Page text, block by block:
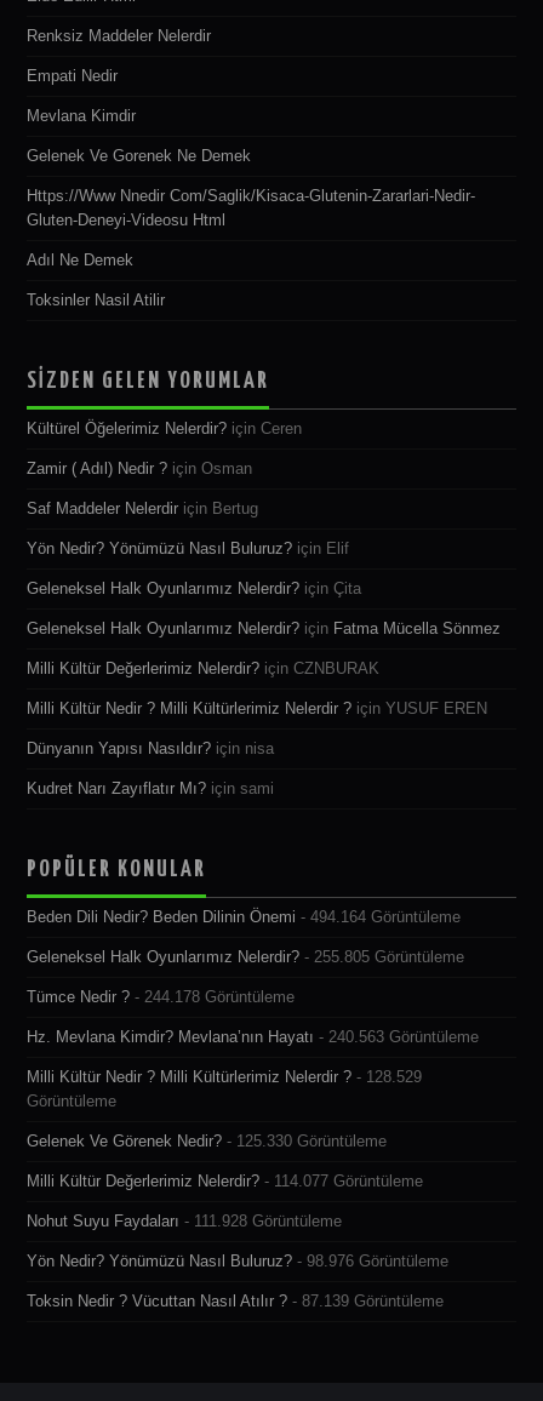
Renksiz Maddeler Nelerdir
Empati Nedir
Mevlana Kimdir
Gelenek Ve Gorenek Ne Demek
Https://www Nnedir Com/saglik/kisaca-Glutenin-Zararlari-Nedir-
Gluten-Deneyi-Videosu Html
Adıl Ne Demek
Toksinler Nasil Atilir
SİZDEN GELEN YORUMLAR
Kültürel Öğelerimiz Nelerdir? içinCeren
Zamir ( Adıl) Nedir ? içinOsman
Saf Maddeler Nelerdir için Bertug
Yön Nedir? Yönümüzü Nasıl Buluruz? için Elif
Geleneksel Halk Oyunlarımız Nelerdir? içinÇita
Geleneksel Halk Oyunlarımız Nelerdir? için Fatma Mücella Sönmez
Milli Kültür Değerlerimiz Nelerdir? içinCZNBURAK
Milli Kültür Nedir ? Milli Kültürlerimiz Nelerdir ? içinYUSUF EREN
Dünyanın Yapısı Nasıldır? için nisa
Kudret Narı Zayıflatır Mı? içinsami
POPÜLER KONULAR
Beden Dili Nedir? Beden Dilinin Önemi - 494.164 Görüntüleme
Geleneksel Halk Oyunlarımız Nelerdir? - 255.805 Görüntüleme
Tümce Nedir ? - 244.178 Görüntüleme
Hz. Mevlana Kimdir? Mevlana’nın Hayatı - 240.563 Görüntüleme
Milli Kültür Nedir ? Milli Kültürlerimiz Nelerdir ? - 128.529
Görüntüleme
Gelenek Ve Görenek Nedir? - 125.330 Görüntüleme
Milli Kültür Değerlerimiz Nelerdir? - 114.077 Görüntüleme
Nohut Suyu Faydaları - 111.928 Görüntüleme
Yön Nedir? Yönümüzü Nasıl Buluruz? - 98.976 Görüntüleme
Toksin Nedir ? Vücuttan Nasıl Atılır ? - 87.139 Görüntüleme